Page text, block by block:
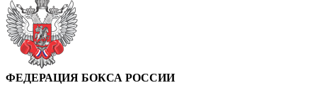
ФЕДЕРАЦИЯ БОКСА РОССИИ